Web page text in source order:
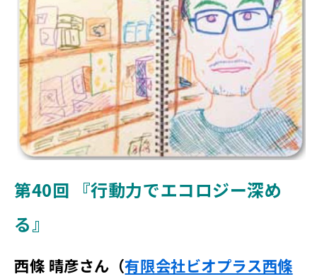
第40回 『行動力でエコロジー深め
る』
西條 晴彦さん（有限会社ビオプラス西條